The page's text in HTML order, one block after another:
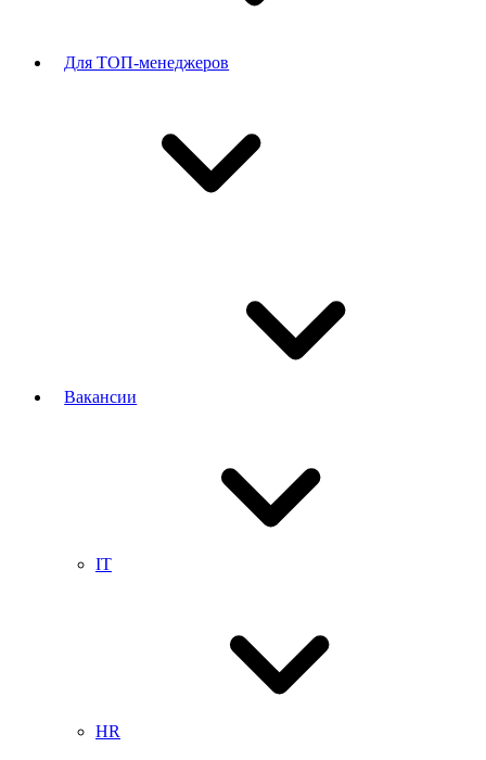
Для ТОП-менеджеров
Вакансии
IT
HR